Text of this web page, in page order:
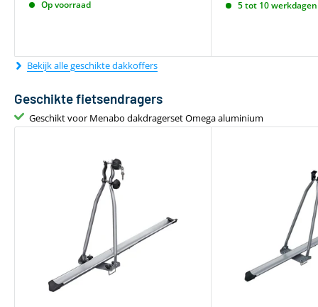
Op voorraad 5 tot 10
Bekijk alle geschikte dakkoffers
Geschikte fietsendragers
Geschikt voor Menabo dakdragerset Omega aluminium